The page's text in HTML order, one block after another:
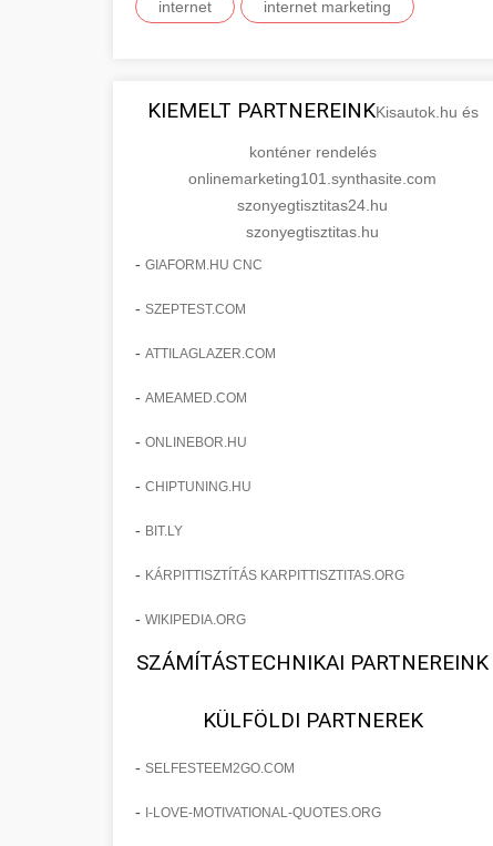
internet internet marketing
KIEMELT PARTNEREINKKisautok.hu és
konténer rendelés
onlinemarketing101.synthasite.com
szonyegtisztitas24.hu
szonyegtisztitas.hu
- GIAFORM.HU CNC
- SZEPTEST.COM
- ATTILAGLAZER.COM
- AMEAMED.COM
- ONLINEBOR.HU
- CHIPTUNING.HU
- BIT.LY
- KÁRPITTISZTÍTÁS KARPITTISZTITAS.ORG
- WIKIPEDIA.ORG
SZÁMÍTÁSTECHNIKAI PARTNEREINK
KÜLFÖLDI PARTNEREK
- SELFESTEEM2GO.COM
- I-LOVE-MOTIVATIONAL-QUOTES.ORG